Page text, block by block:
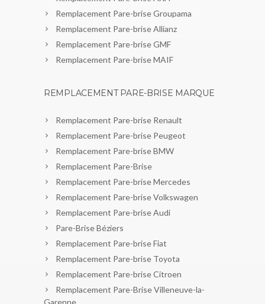
Remplacement Pare-brise Groupama
Remplacement Pare-brise Allianz
Remplacement Pare-brise GMF
Remplacement Pare-brise MAIF
REMPLACEMENT PARE-BRISE MARQUE
Remplacement Pare-brise Renault
Remplacement Pare-brise Peugeot
Remplacement Pare-brise BMW
Remplacement Pare-Brise
Remplacement Pare-brise Mercedes
Remplacement Pare-brise Volkswagen
Remplacement Pare-brise Audi
Pare-Brise Béziers
Remplacement Pare-brise Fiat
Remplacement Pare-brise Toyota
Remplacement Pare-brise Citroen
Remplacement Pare-Brise Villeneuve-la-
Garenne